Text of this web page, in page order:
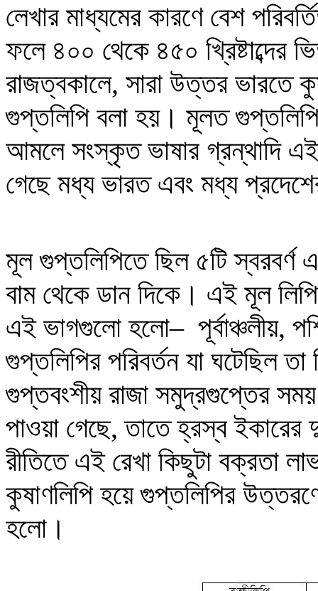
লেখার মাধ্যমের কারণে বেশ
ফলে ৪০০ থেকে ৪৫০ খ্রিষ্টাব্দের
রাজত্বকালে, সারা উত্তর ভারতে
গুপ্তলিপি বলা হয়। মূলত
আমলে সংস্কৃত ভাষার গ্রন্থাদি
গেছে মধ্য ভারত এবং মধ্য
মূল গুপ্তলিপিতে ছিল ৫টি স্বরবর্ণ
বাম থেকে ডান দিকে। এই মূল
এই ভাগগুলো হলো‒ পূর্বাঞ্চলীয়,
গুপ্তলিপির পরিবর্তন যা ঘটেছিল
গুপ্তবংশীয় রাজা সমুদ্রগুপ্তের
পাওয়া গেছে, তাতে হ্রস্ব ইকারের
রীতিতে এই রেখা কিছুটা বক্রতা
কুষাণলিপি হয়েগুপ্তলিপির
হলো।